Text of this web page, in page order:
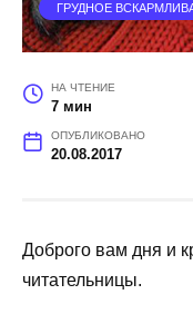
ГРУДНОЕ
НА ЧТЕНИЕ
7 мин
ОПУБЛИКОВАНО
20.08.2017
Доброго вам дня и
читательницы.